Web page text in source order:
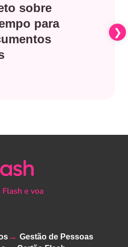
sobre
para
Gestão de Pessoas